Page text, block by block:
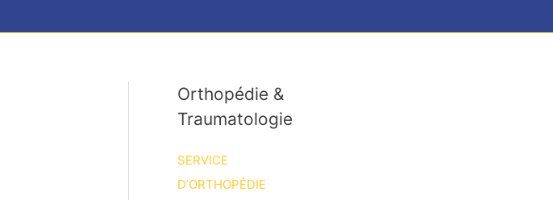
Orthopédie &
Traumatologie
SERVICE
D’ORTHOPÉDIE